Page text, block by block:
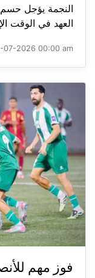
النجمة يؤجل حسم
العهد في الوقت الإضافي 2-1، في
07-2026 00:00 am
فوز مهم